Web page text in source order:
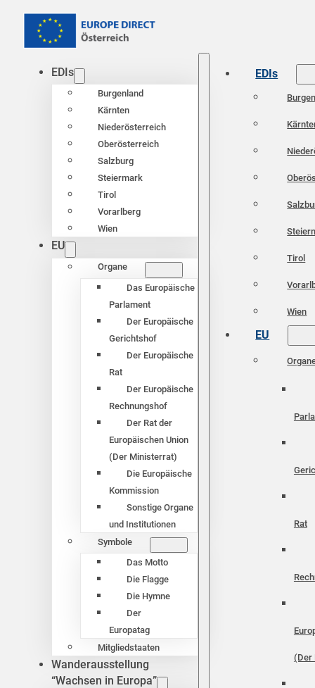
EDIs
Burgenland
Kärnten
Niederösterreich
Oberösterreich
Salzburg
Steiermark
Tirol
Vorarlberg
Wien
EU
Organe
Das Europäische
Parlament
Der Europäische
Gerichtshof
Der Europäische
Rat
Der Europäische
Rechnungshof
Der Rat der
Europäischen Union
(Der Ministerrat)
Die Europäische
Kommission
Sonstige Organe
und Institutionen
Symbole
Das Motto
Die Flagge
Die Hymne
Der
Europatag
Mitgliedstaaten
Wanderausstellung
“Wachsen in Europa”
EDIs
Tirol
Wien
EU
Rat
(Der